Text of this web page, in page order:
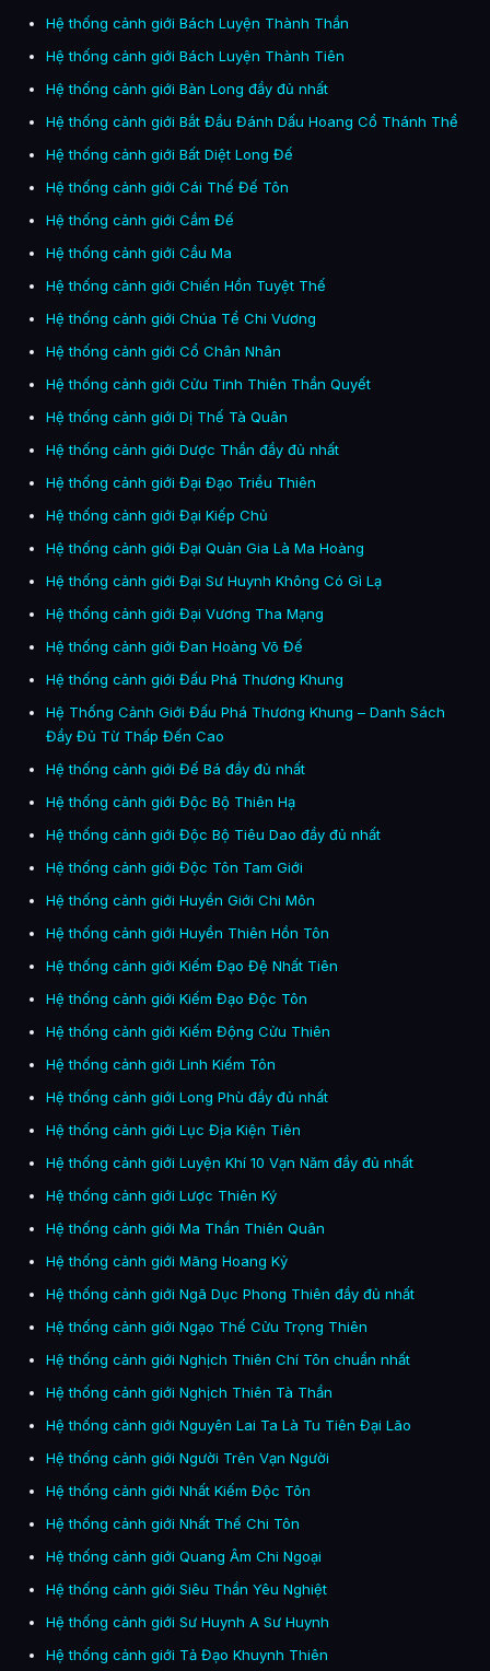
Hệ thống cảnh giới Bách Luyện Thành Thần
Hệ thống cảnh giới Bách Luyện Thành Tiên
Hệ thống cảnh giới Bàn Long đầy đủ nhất
Hệ thống cảnh giới Bắt Đầu Đánh Dấu Hoang Cổ Thánh Thể
Hệ thống cảnh giới Bất Diệt Long Đế
Hệ thống cảnh giới Cái Thế Đế Tôn
Hệ thống cảnh giới Cầm Đế
Hệ thống cảnh giới Cầu Ma
Hệ thống cảnh giới Chiến Hồn Tuyệt Thế
Hệ thống cảnh giới Chúa Tể Chi Vương
Hệ thống cảnh giới Cổ Chân Nhân
Hệ thống cảnh giới Cửu Tinh Thiên Thần Quyết
Hệ thống cảnh giới Dị Thế Tà Quân
Hệ thống cảnh giới Dược Thần đầy đủ nhất
Hệ thống cảnh giới Đại Đạo Triều Thiên
Hệ thống cảnh giới Đại Kiếp Chủ
Hệ thống cảnh giới Đại Quản Gia Là Ma Hoàng
Hệ thống cảnh giới Đại Sư Huynh Không Có Gì Lạ
Hệ thống cảnh giới Đại Vương Tha Mạng
Hệ thống cảnh giới Đan Hoàng Võ Đế
Hệ thống cảnh giới Đấu Phá Thương Khung
Hệ Thống Cảnh Giới Đấu Phá Thương Khung – Danh Sách
Đầy Đủ Từ Thấp Đến Cao
Hệ thống cảnh giới Đế Bá đầy đủ nhất
Hệ thống cảnh giới Độc Bộ Thiên Hạ
Hệ thống cảnh giới Độc Bộ Tiêu Dao đầy đủ nhất
Hệ thống cảnh giới Độc Tôn Tam Giới
Hệ thống cảnh giới Huyền Giới Chi Môn
Hệ thống cảnh giới Huyền Thiên Hồn Tôn
Hệ thống cảnh giới Kiếm Đạo Đệ Nhất Tiên
Hệ thống cảnh giới Kiếm Đạo Độc Tôn
Hệ thống cảnh giới Kiếm Động Cửu Thiên
Hệ thống cảnh giới Linh Kiếm Tôn
Hệ thống cảnh giới Long Phù đầy đủ nhất
Hệ thống cảnh giới Lục Địa Kiện Tiên
Hệ thống cảnh giới Luyện Khí 10 Vạn Năm đầy đủ nhất
Hệ thống cảnh giới Lược Thiên Ký
Hệ thống cảnh giới Ma Thần Thiên Quân
Hệ thống cảnh giới Mãng Hoang Kỷ
Hệ thống cảnh giới Ngã Dục Phong Thiên đầy đủ nhất
Hệ thống cảnh giới Ngạo Thế Cửu Trọng Thiên
Hệ thống cảnh giới Nghịch Thiên Chí Tôn chuẩn nhất
Hệ thống cảnh giới Nghịch Thiên Tà Thần
Hệ thống cảnh giới Nguyên Lai Ta Là Tu Tiên Đại Lão
Hệ thống cảnh giới Người Trên Vạn Người
Hệ thống cảnh giới Nhất Kiếm Độc Tôn
Hệ thống cảnh giới Nhất Thế Chi Tôn
Hệ thống cảnh giới Quang Âm Chi Ngoại
Hệ thống cảnh giới Siêu Thần Yêu Nghiệt
Hệ thống cảnh giới Sư Huynh A Sư Huynh
Hệ thống cảnh giới Tả Đạo Khuynh Thiên